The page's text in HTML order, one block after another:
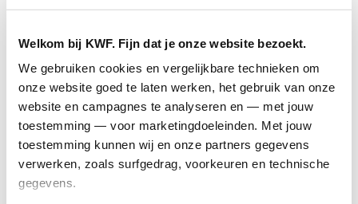
Welkom bij KWF. Fijn dat je onze website bezoekt.
We gebruiken cookies en vergelijkbare technieken om
onze website goed te laten werken, het gebruik van onze
website en campagnes te analyseren en — met jouw
toestemming — voor marketingdoeleinden. Met jouw
toestemming kunnen wij en onze partners gegevens
verwerken, zoals surfgedrag, voorkeuren en technische
gegevens.
Dus met20 tot 30 donatiesheb je jouw
Vink deze 3 stappen af om te beginnen:
Deel je actiepagina met 5 mensen die dichtbij
je staan